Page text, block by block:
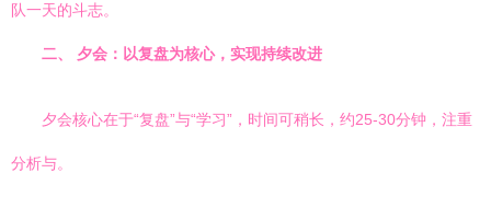
队一天的斗志。
二、 夕会：以复盘为核心，实现持续改进
夕会核心在于“复盘”与“学习”，时间可稍长，约25-30分钟，注重
分析与。